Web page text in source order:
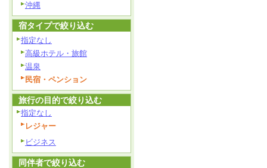
沖縄
宿タイプで絞り込む
指定なし
高級ホテル・旅館
温泉
民宿・ペンション
旅行の目的で絞り込む
指定なし
レジャー
ビジネス
同伴者で絞り込む